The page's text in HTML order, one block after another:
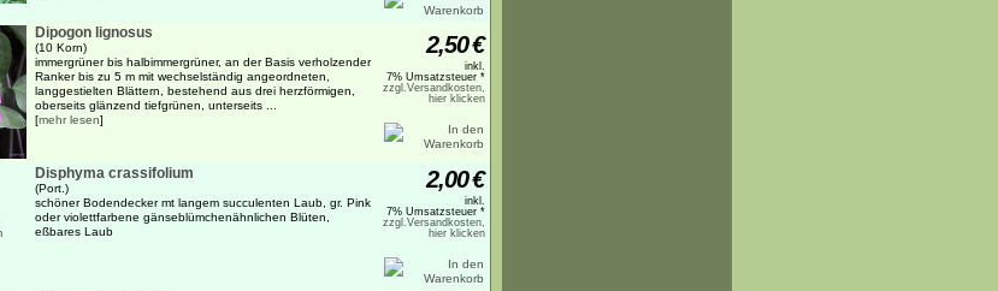
Dipogon lignosus
(10 Korn)
immergrüner bis halbimmergrüner, an der Basis verholzender
Ranker bis zu 5 m mit wechselständig angeordneten,
langgestielten Blättern, bestehend aus drei herzförmigen,
oberseits glänzend tiefgrünen, unterseits ...
[mehr lesen]
2,50€
inkl.
7% Umsatzsteuer *
zzgl.Versandkosten,
hier klicken
Disphyma crassifolium
(Port.)
schöner Bodendecker mt langem succulenten Laub, gr. Pink
oder violettfarbene gänseblümchenähnlichen Blüten,
eßbares Laub
2,00€
inkl.
7% Umsatzsteuer *
zzgl.Versandkosten,
hier klicken